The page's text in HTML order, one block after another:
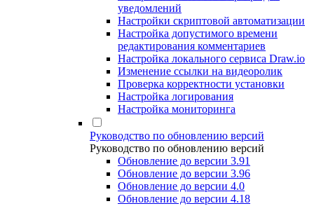
уведомлений
Настройки скриптовой автоматизации
Настройка допустимого времени
редактирования комментариев
Настройка локального сервиса Draw.io
Изменение ссылки на видеоролик
Проверка корректности установки
Настройка логирования
Настройка мониторинга
Руководство по обновлению версий
Руководство по обновлению версий
Обновление до версии 3.91
Обновление до версии 3.96
Обновление до версии 4.0
Обновление до версии 4.18